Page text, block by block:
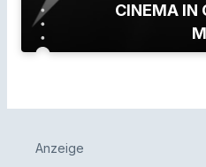
CINEMA IN
Anzeige